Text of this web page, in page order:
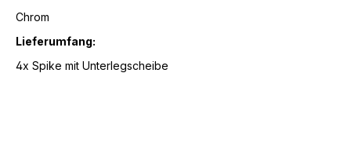
Chrom
Lieferumfang:
4x Spike mit Unterlegscheibe